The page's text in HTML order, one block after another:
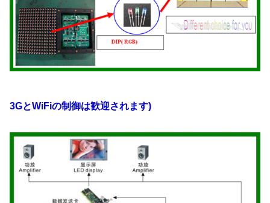
3GとWiFiの制御は歓迎されます)